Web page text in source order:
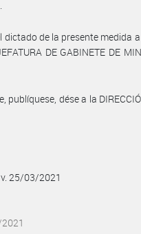
dictado de la presente medida a
DE GABINETE DE
publíquese, dése a la
25/03/2021